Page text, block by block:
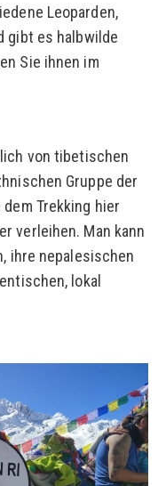
Leoparden,
gibt es halbwilde
Sie ihnen im
von tibetischen
Gruppe der
Trekking hier
verleihen. Man kann
ihre nepalesischen
lokal